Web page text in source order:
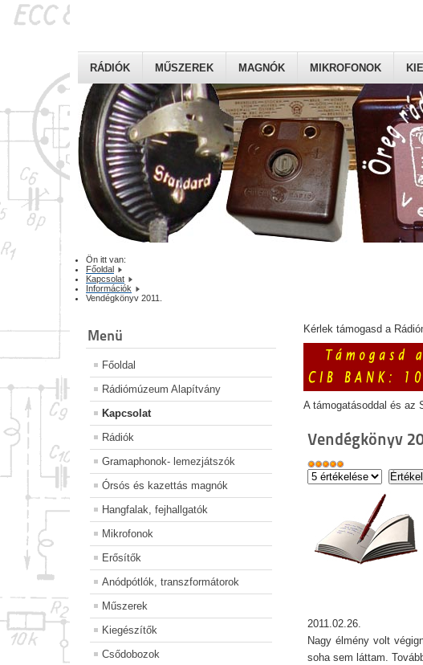
RÁDIÓK MŰSZEREK MAGNÓK MIKROFONOK
Ön itt van:
Főoldal
Kapcsolat
Információk
Vendégkönyv 2011.
Menü
Főoldal
Rádiómúzeum Alapítvány
Kapcsolat
Rádiók
Gramaphonok- lemezjátszók
Órsós és kazettás magnók
Hangfalak, fejhallgatók
Mikrofonok
Erősítők
Anódpótlók, transzformátorok
Műszerek
Kiegészítők
Csődobozok
Kérlek támogasd a
A támogatásoddal és az
Vendégkönyv
2011.02.26.
Nagy élmény volt
soha sem láttam.